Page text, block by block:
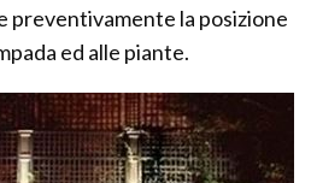
preventivamente la posizione
ed alle piante.